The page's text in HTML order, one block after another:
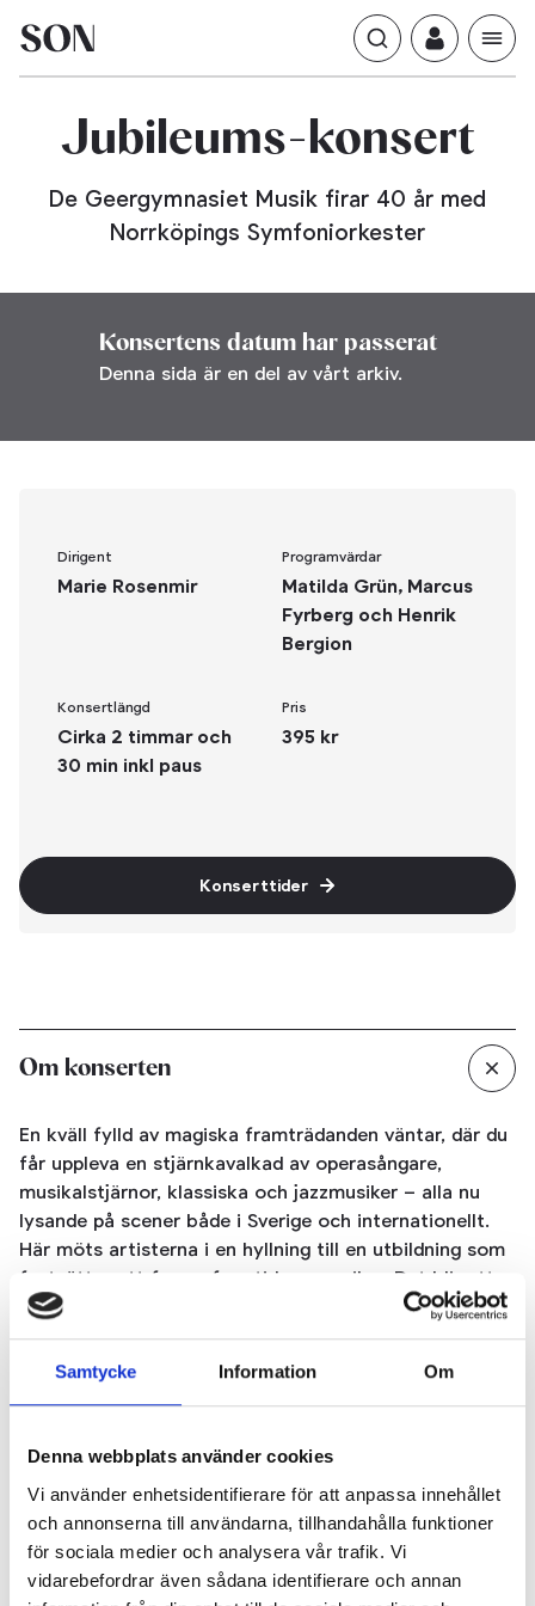
Samtycke Information Om
Denna webbplats använder cookies
Vi använder enhetsidentifierare för att anpassa innehållet
och annonserna till användarna, tillhandahålla funktioner
för sociala medier och analysera vår trafik. Vi
vidarebefordrar även sådana identifierare och annan
Jubileums-konsert
De Geergymnasiet Musik firar 40 år med
Norrköpings Symfoniorkester
Konsertens datum har passerat
Denna sida är en del av vårt arkiv.
Dirigent
Marie Rosenmir
Programvärdar
Matilda Grün, Marcus
Fyrberg och Henrik
Bergion
Konsertlängd
Cirka 2 timmar och
30 min inkl paus
Pris
395 kr
Konserttider
Om konserten
En kväll fylld av magiska framträdanden väntar, där du
får uppleva en stjärnkavalkad av operasångare,
musikalstjärnor, klassiska och jazzmusiker – alla nu
lysande på scener både i Sverige och internationellt.
Här möts artisterna i en hyllning till en utbildning som
fortsätter att forma framtidens musiker. Det blir ett
sprakande artistfyrverkeri när tidigare och nuvarande
elever samlas för att fira De Geergymnasiet Musik
som startade 1984.
Sångarna Camilla Tilling, Elin Rombo, Susanna Stern,
Melgarejo, violinisten Nicole Biegniewska,
trombonisten Karl Frisendahl och jazzgitarristen Anton
Forsberg är några av alla artister som medverkar i
konserten.
I fyra decennier har Norrköping varit startskottet för